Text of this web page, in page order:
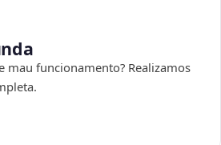
mau funcionamento? Realizamos